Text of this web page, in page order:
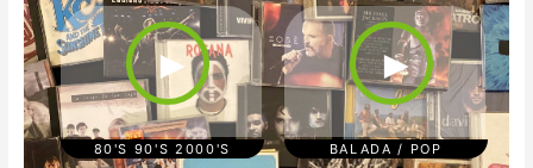
BIA/
TRO
PICA
BAL
ADA
S
REG
GAE
TON
►
80'S 90'S 2000'S
►
BALADA / POP